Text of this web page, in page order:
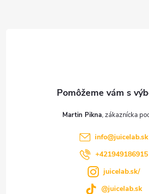
Martin Pikna
info@juicelab.sk
+421949186915
juicelab.sk/
@juicelab.sk